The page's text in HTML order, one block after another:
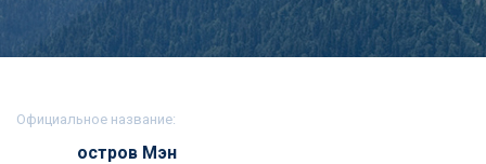
Официальное название:
остров Мэн